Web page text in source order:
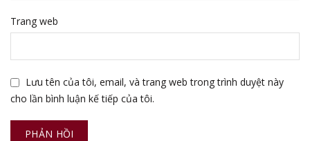
Trang web
Lưu tên của tôi, email, và trang web trong trình duyệt này
cho lần bình luận kế tiếp của tôi.